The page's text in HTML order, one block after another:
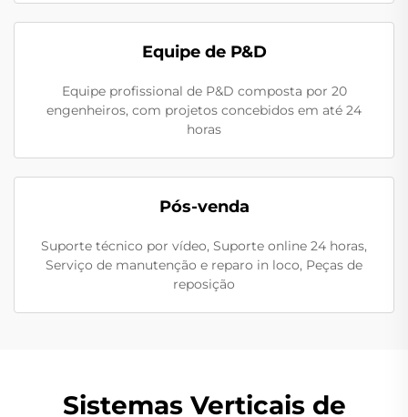
Equipe de P&D
Equipe profissional de P&D composta por 20
engenheiros, com projetos concebidos em até 24
horas
Pós-venda
Suporte técnico por vídeo, Suporte online 24 horas,
Serviço de manutenção e reparo in loco, Peças de
reposição
Sistemas Verticais de